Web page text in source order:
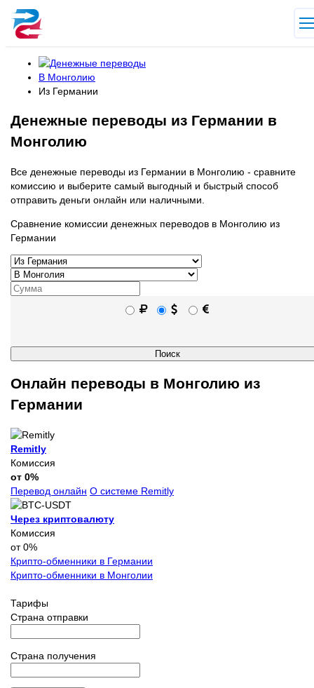
В Монголию
Из Германии
Денежные переводы из Германии в
Монголию
Все денежные переводы из Германии в Монголию - сравните
комиссию и выберите самый выгодный и быстрый способ
отправить деньги онлайн или наличными.
Сравнение комиссии денежных переводов в Монголию из
Германии
Онлайн переводы в Монголию из
Германии
Remitly
Комиссия
от 0%
Перевод онлайн О системе Remitly
Через криптовалюту
Комиссия
от 0%
Крипто-обменники в Германии
Крипто-обменники в Монголии
Тарифы
Страна отправки
Страна получения